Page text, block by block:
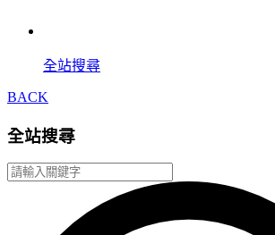
全站搜尋
BACK
全站搜尋